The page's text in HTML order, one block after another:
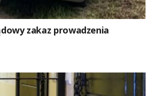
zakaz prowadzenia